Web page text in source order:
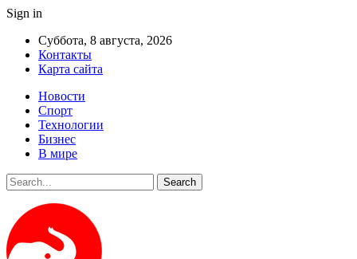
Sign in
Суббота, 8 августа, 2026
Контакты
Карта сайта
Новости
Спорт
Технологии
Бизнес
В мире